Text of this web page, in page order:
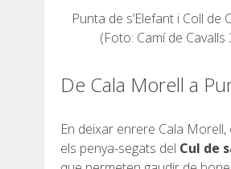
Punta de s’Elefant i Coll de
(Foto: Camí de Cavalls
De Cala Morell a
En deixar enrere Cala
els penya-segats del Cul de